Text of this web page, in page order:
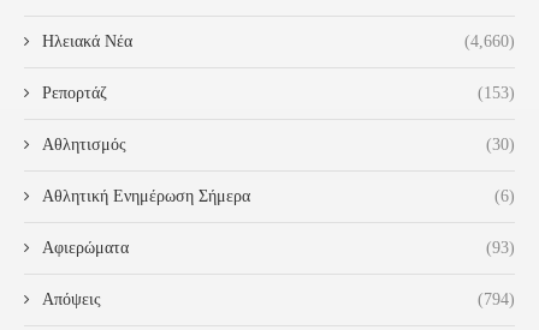
Ηλειακά Νέα (4,660)
Ρεπορτάζ (153)
Αθλητισμός (30)
Αθλητική Ενημέρωση Σήμερα (6)
Αφιερώματα (93)
Απόψεις (794)